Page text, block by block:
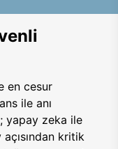
en cesur
ile anı
yapay zeka ile
kritik